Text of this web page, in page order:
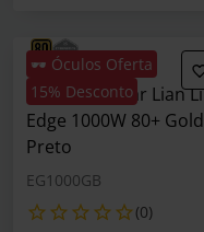
🕶️ Óculos Oferta
15% Desconto
Fonte Modular Lian Li
Edge 1000W 80+ Gold
Preto
EG1000GB
(0)